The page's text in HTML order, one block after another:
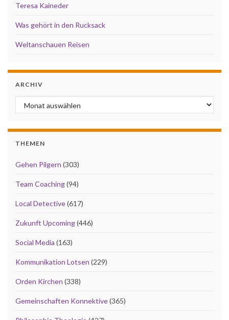
Teresa Kaineder
Was gehört in den Rucksack
Weltanschauen Reisen
ARCHIV
Archiv
THEMEN
Gehen Pilgern (303)
Team Coaching(94)
Local Detective(617)
Zukunft Upcoming(446)
Social Media (163)
Kommunikation Lotsen (229)
Orden Kirchen (338)
Gemeinschaften Konnektive(365)